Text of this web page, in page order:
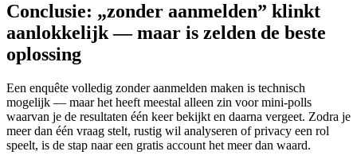
Conclusie: „zonder aanmelden” klinkt
aanlokkelijk — maar is zelden de beste
oplossing
Een enquête volledig zonder aanmelden maken is technisch
mogelijk — maar het heeft meestal alleen zin voor mini-polls
waarvan je de resultaten één keer bekijkt en daarna vergeet. Zodra je
meer dan één vraag stelt, rustig wil analyseren of privacy een rol
speelt, is de stap naar een gratis account het meer dan waard.